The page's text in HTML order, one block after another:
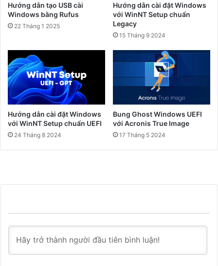
Hướng dẫn tạo USB cài
Windows bằng Rufus
22 Tháng 1 2025
Hướng dẫn cài đặt Windows
với WinNT Setup chuẩn
Legacy
15 Tháng 9 2024
Hướng dẫn cài đặt Windows
với WinNT Setup chuẩn UEFI
24 Tháng 8 2024
Bung Ghost Windows UEFI
với Acronis True Image
17 Tháng 5 2024